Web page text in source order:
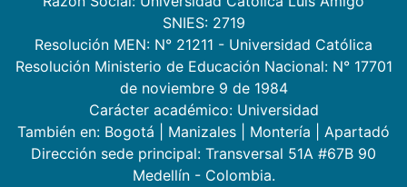
SNIES: 2719
Resolución MEN: N° 21211 - Universidad Católica
Resolución Ministerio de Educación Nacional: N° 17701
de noviembre 9 de 1984
Carácter académico: Universidad
También en: Bogotá Manizales Montería
Apartadó
Dirección sede principal: Transversal 51A #67B 90
Medellín - Colombia.